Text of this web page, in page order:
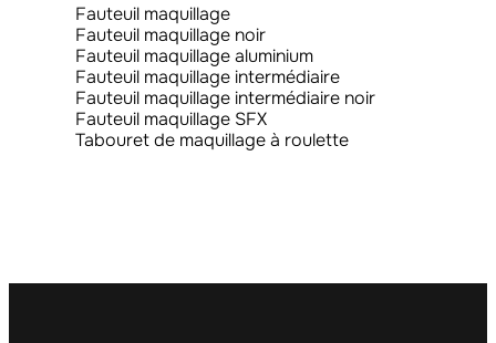
Fauteuil maquillage
Fauteuil maquillage noir
Fauteuil maquillage aluminium
Fauteuil maquillage intermédiaire
Fauteuil maquillage intermédiaire noir
Fauteuil maquillage SFX
Tabouret de maquillage à roulette